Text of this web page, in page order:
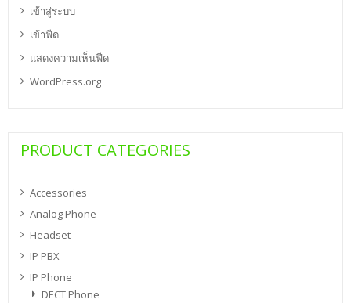
เข้าสู่ระบบ
เข้าฟีด
แสดงความเห็นฟีด
WordPress.org
PRODUCT CATEGORIES
Accessories
Analog Phone
Headset
IP PBX
IP Phone
DECT Phone